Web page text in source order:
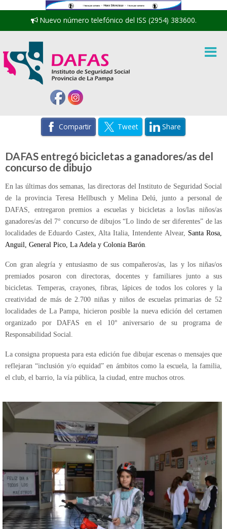
Nuevo número telefónico del ISS (2954) 383600.
Compartir Tweet Share
DAFAS entregó bicicletas a ganadores/as del
concurso de dibujo
En las últimas dos semanas, las directoras del Instituto de Seguridad Social
de la provincia Teresa Hellbusch y Melina Delú, junto a personal de
DAFAS, entregaron premios a escuelas y bicicletas a los/las niños/as
ganadores/as del 7° concurso de dibujos “Lo lindo de ser diferentes” de las
localidades de Eduardo Castex, Alta Italia, Intendente Alvear, Santa Rosa,
Anguil, General Pico, La Adela y Colonia Barón
Con gran alegría y entusiasmo de sus compañeros/as, las y los niñas/os
premiados posaron con directoras, docentes y familiares junto a sus
bicicletas. Temperas, crayones, fibras, lápices de todos los colores y la
creatividad de más de 2.700 niñas y niños de escuelas primarias de 52
localidades de La Pampa, hicieron posible la nueva edición del certamen
organizado por DAFAS en el 10° aniversario de su programa de
Responsabilidad Social.
La consigna propuesta para esta edición fue dibujar escenas o mensajes que
reflejaran “inclusión y/o equidad” en ámbitos como la escuela, la familia,
el club, el barrio, la vía pública, la ciudad, entre muchos otros.